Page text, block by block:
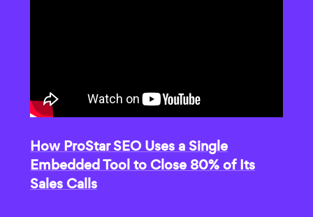
How ProStar SEO Uses a Single
Embedded Tool to Close 80% of Its
Sales Calls